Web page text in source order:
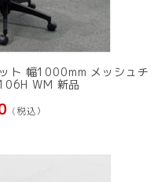
ト 幅1000mm メッシュチ
WM 新品
(税込）